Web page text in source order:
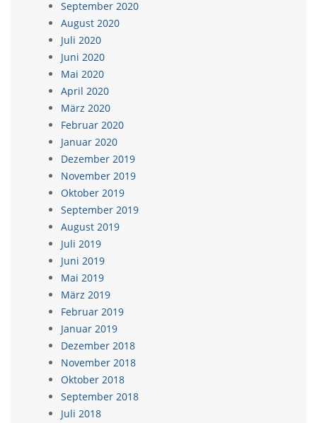
September 2020
August 2020
Juli 2020
Juni 2020
Mai 2020
April 2020
März 2020
Februar 2020
Januar 2020
Dezember 2019
November 2019
Oktober 2019
September 2019
August 2019
Juli 2019
Juni 2019
Mai 2019
März 2019
Februar 2019
Januar 2019
Dezember 2018
November 2018
Oktober 2018
September 2018
Juli 2018